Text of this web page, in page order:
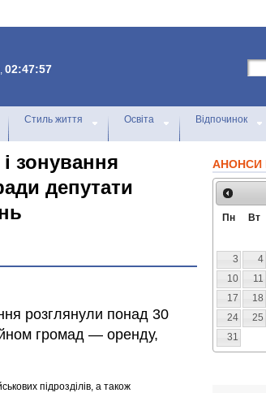
02:47:57
Стиль життя Освіта Відпочинок
зонування
депутати
розглянули понад 30
громад — оренду,
підрозділів, а також
АНОНСИ
Пн Вт
3
4
10
11
17
18
24
25
31